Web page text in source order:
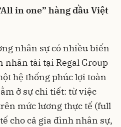
in one” hàng đầu Việt
nhân sự có nhiều biến
nhân tài tại Regal Group
hệ thống phúc lợi toàn
ở sự chi tiết: từ việc
mức lương thực tế (full
cho cả gia đình nhân sự,